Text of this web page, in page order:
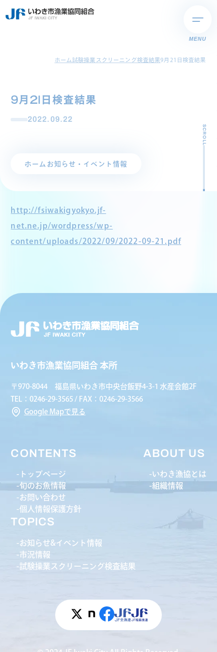
MENU
ホーム試験操業スクリーニング検査結果9月21日検査結果
9月21日検査結果
2022.09.22
ホーム お知らせ・イベント情報
SCROLL
http://fsiwakigyokyo.jf-
net.ne.jp/wordpress/wp-
content/uploads/2022/09/2022-09-21.pdf
いわき市漁業協同組合 本所
〒970-8044 福島県いわき市中央台飯野4-3-1 水産会館2F
TEL：0246-29-3565 / FAX：0246-29-3566
Google Mapで見る
CONTENTS
トップページ
旬のお魚情報
お問い合わせ
個人情報保護方針
ABOUT US
いわき漁協とは
組織情報
TOPICS
お知らせ&イベント情報
市況情報
試験操業スクリーニング検査結果